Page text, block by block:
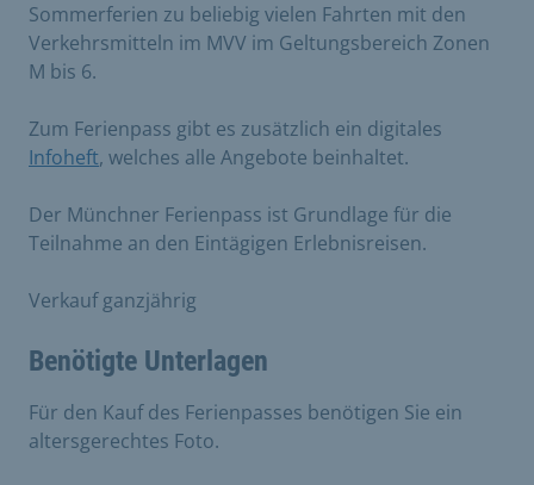
Sommerferien zu beliebig vielen Fahrten mit den
Verkehrsmitteln im MVV im Geltungsbereich Zonen
M bis 6.
Zum Ferienpass gibt es zusätzlich ein digitales
Infoheft, welches alle Angebote beinhaltet.
Der Münchner Ferienpass ist Grundlage für die
Teilnahme an den Eintägigen Erlebnisreisen.
Verkauf ganzjährig
Benötigte Unterlagen
Für den Kauf des Ferienpasses benötigen Sie ein
altersgerechtes Foto.